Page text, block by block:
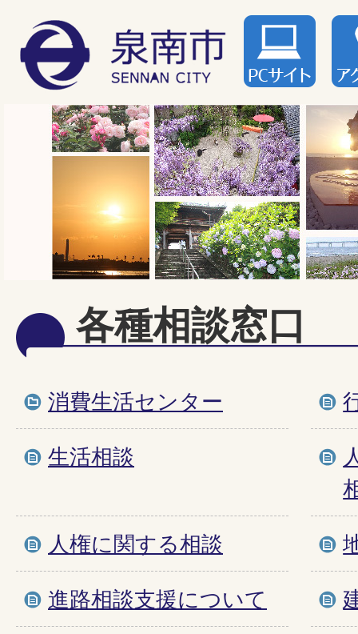
各種相談窓口
消費生活センター
生活相談
人権に関する相談
進路相談支援について